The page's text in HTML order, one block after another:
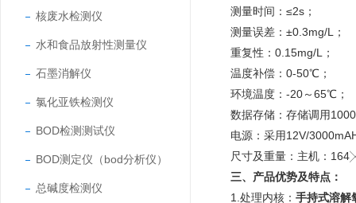
核废水检测仪
水和食品放射性测量仪
石墨消解仪
氯化亚铁检测仪
BOD检测测试仪
BOD测定仪（bod分析仪）
总碱度检测仪
测量时间：≤2s；
测量误差：±0.3mg/L；
重复性：0.15mg/L；
温度补偿：0-50℃；
环境温度：-20～65℃；
数据存储：存储调用
电源：采用12V/
尺寸及重量：主机：
三、产品优势及特点：
1.处理内核： 手持式溶解